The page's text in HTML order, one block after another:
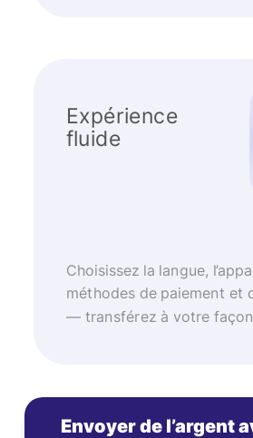
Expérience
fluide
Choisissez la langue,
méthodes de paiement et
— transférez à votre façon
Envoyer de l’argent